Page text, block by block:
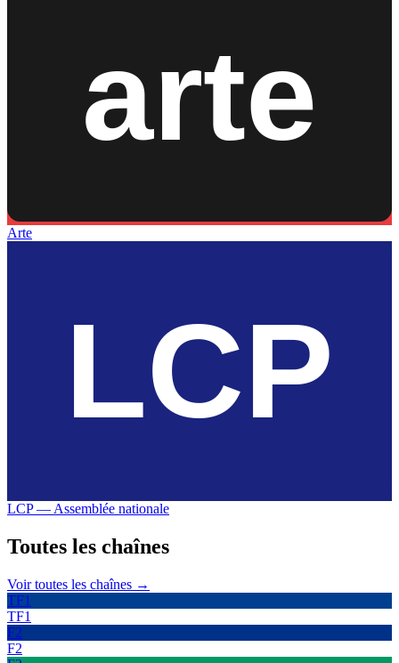
Arte
LCP — Assemblée nationale
Toutes les chaînes
Voir toutes les chaînes →
TF1
TF1
F2
F2